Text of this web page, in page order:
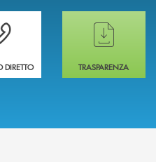
di assistenza immediata ?
DIRETTO
Hai bisogno di
TRASPARENZA